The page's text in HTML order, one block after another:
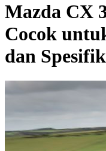
Mazda CX
Cocok
dan